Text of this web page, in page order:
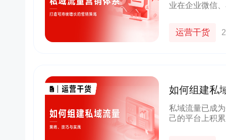
业在企业微信
运营干货
如何组建私
私域流量已成
己的平台上积